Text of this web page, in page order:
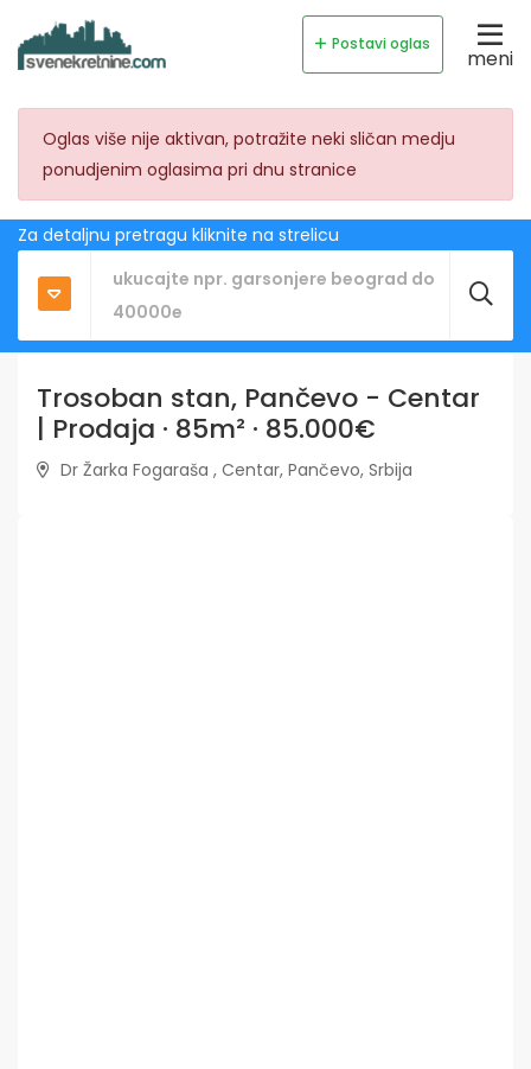
Postavi oglas
meni
Oglas više nije aktivan, potražite neki sličan medju
ponudjenim oglasima pri dnu stranice
Za detaljnu pretragu kliknite na strelicu
Trosoban stan, Pančevo - Centar
| Prodaja · 85m² · 85.000€
Dr Žarka Fogaraša , Centar, Pančevo, Srbija